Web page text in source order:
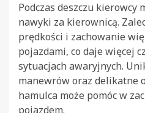
Podczas deszczu kierowcy
nawyki za kierownicą.
prędkości i zachowanie
pojazdami, co daje więcej
sytuacjach awaryjnych.
manewrów oraz delikatne
hamulca może pomóc w
pojazdem.